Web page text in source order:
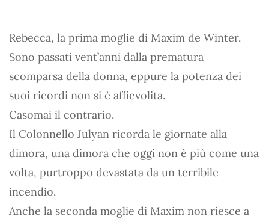
Rebecca, la prima moglie di Maxim de Winter.
Sono passati vent’anni dalla prematura
scomparsa della donna, eppure la potenza dei
suoi ricordi non si è affievolita.
Casomai il contrario.
Il Colonnello Julyan ricorda le giornate alla
dimora, una dimora che oggi non è più come una
volta, purtroppo devastata da un terribile
incendio.
Anche la seconda moglie di Maxim non riesce a